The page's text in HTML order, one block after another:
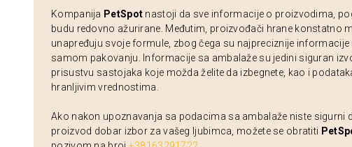
Kompanija PetSpot nastoji da sve informacije o proizvodima,
budu redovno ažurirane. Međutim, proizvođači hrane konstatno
unapređuju svoje formule, zbog čega su najpreciznije informacije
samom pakovanju. Informacije sa ambalaže su jedini siguran
prisustvu sastojaka koje možda želite da izbegnete, kao i
hranljivim vrednostima.
Ako nakon upoznavanja sa podacima sa ambalaže niste sigurni
proizvod dobar izbor za vašeg ljubimca, možete se obratiti